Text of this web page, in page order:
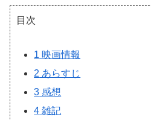
目次
1 映画情報
2 あらすじ
3 感想
4 雑記